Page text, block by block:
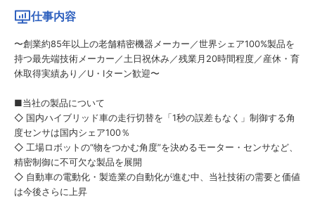
仕事内容
〜創業約85年以上の老舗精密機器メーカー／世界シェア100%製品を
持つ最先端技術メーカー／土日祝休み／残業月20時間程度／産休・育
休取得実績あり／U・Iターン歓迎〜
■当社の製品について
◇ 国内ハイブリッド車の走行切替を「1秒の誤差もなく」制御する角
度センサは国内シェア100％
◇ 工場ロボットの“物をつかむ角度”を決めるモーター・センサなど、
精密制御に不可欠な製品を展開
◇ 自動車の電動化・製造業の自動化が進む中、当社技術の需要と価値
は今後さらに上昇